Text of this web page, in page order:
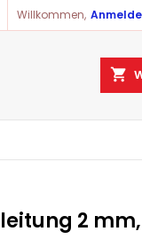
Willkommen,
shopping_cart
2